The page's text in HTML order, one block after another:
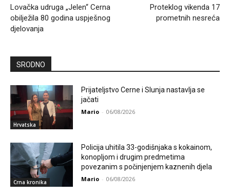
Lovačka udruga „Jelen“ Cerna
obilježila 80 godina uspješnog
djelovanja
Proteklog vikenda 17
prometnih nesreća
SRODNO
Hrvatska
Prijateljstvo Cerne i Slunja nastavlja se
jačati
Mario - 06/08/2026
Crna kronika
Policija uhitila 33-godišnjaka s kokainom,
konopljom i drugim predmetima
povezanim s počinjenjem kaznenih djela
Mario - 06/08/2026